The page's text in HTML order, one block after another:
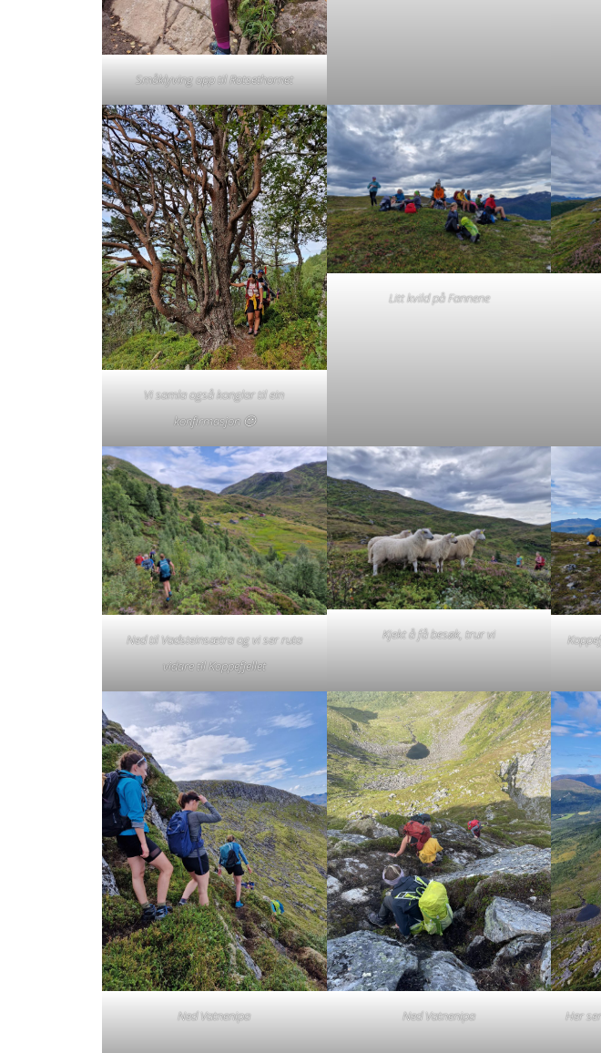
Småklyving opp til Rotsethornet
Vi samla også konglar til ein
konfirmasjon 🙂
Litt kvild på Fannene
Ned til Vadsteinsætra og vi ser ruta
vidare til Koppefjellet
Kjekt å få besøk, trur vi
Ned Vatnenipa Ned Vatnenipa
Her